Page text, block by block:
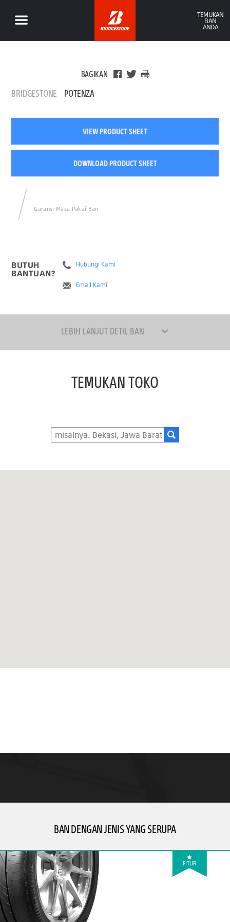
TEMUKAN
BAN
ANDA
BAGIKAN
BRIDGESTONE POTENZA
VIEW PRODUCT SHEET
DOWNLOAD PRODUCT SHEET
Garansi Masa Pakai Ban
BUTUH
BANTUAN?
Hubungi Kami
Email Kami
LEBIH LANJUT DETIL BAN
TEMUKAN TOKO
BAN DENGAN JENIS YANG SERUPA
FITUR